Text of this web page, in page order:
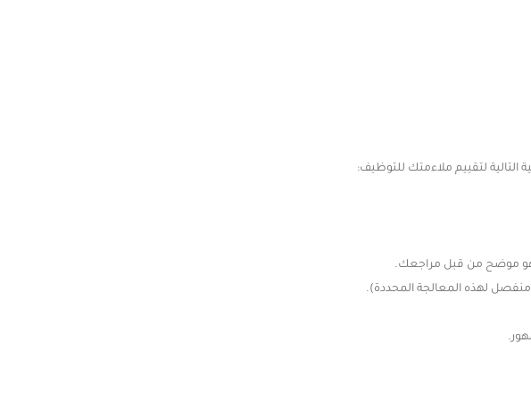
لتقييم ملاءمتك للتوظيف:
هو موضح من قبل مراجعك.
لهذه المعالجة المحددة).